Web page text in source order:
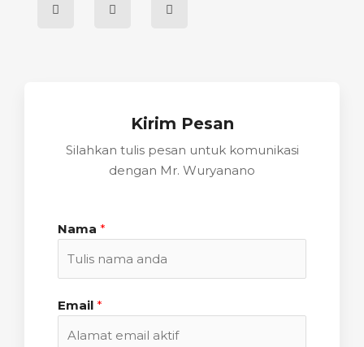
Kirim Pesan
Silahkan tulis pesan untuk komunikasi
dengan Mr. Wuryanano
Nama *
Email *